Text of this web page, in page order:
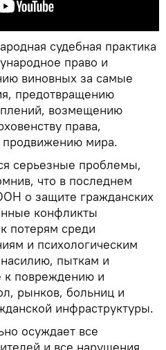
судебная практика
право и
виновных за самые
предотвращению
возмещению
права,
продвижению мира.
серьезные проблемы,
что в последнем
о защите гражданских
конфликты
потерям среди
и психологическим
пыткам и
к повреждению и
рынков, больниц и
инфраструктуры.
осуждает все
и все нарушения